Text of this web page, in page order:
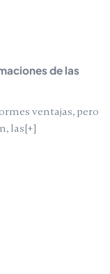
de las
ventajas, pero
las[+]